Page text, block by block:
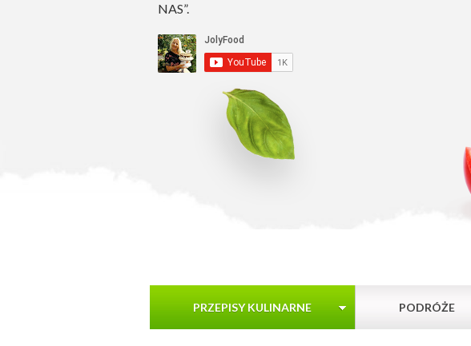
NAS”.
PRZEPISY KULINARNE PODRÓŻE